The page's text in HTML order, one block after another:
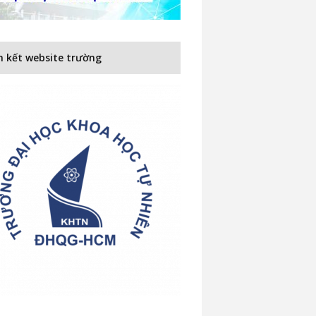
kết website trường